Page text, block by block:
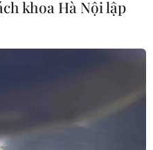
mới:
tư
bắt đầu
khoa Hà Nội lập